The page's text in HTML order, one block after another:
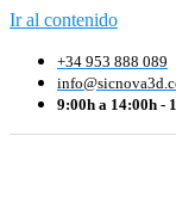
Ir al contenido
+34 953 888 089
9:00h a 14:00h -